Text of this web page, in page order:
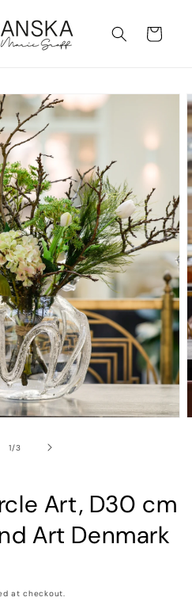
Cart
1/of
3
Art, D30 cm
Art Denmark
at checkout.